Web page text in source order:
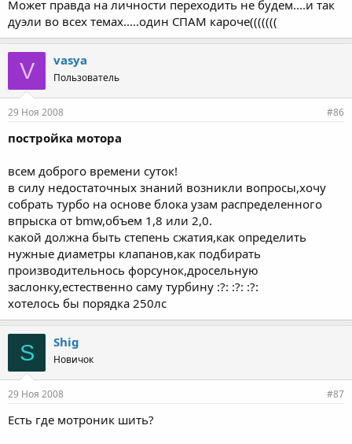
Может правда на личности переходить не будем....и так
дуэли во всех темах.....один СПАМ кароче(((((((
V vasya
Пользователь
29 Ноя 2008 #86
постройка мотора
всем доброго времени суток!
в силу недостаточных знаний возникли вопросы,хочу
собрать турбо на основе блока узам распределенного
впрыска от bmw,объем 1,8 или 2,0.
какой должна быть степень сжатия,как определить
нужные диаметры клапанов,как подбирать
производительнось форсунок,дросельную
заслонку,естественно саму турбину :?: :?: :?:
хотелось бы порядка 250лс
S Shig
Новичок
29 Ноя 2008 #87
Есть где мотроник шить?